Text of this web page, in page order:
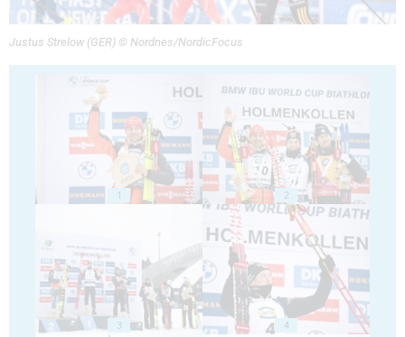
Justus Strelow (GER) © Nordnes/NordicFocus
1 2
3 4